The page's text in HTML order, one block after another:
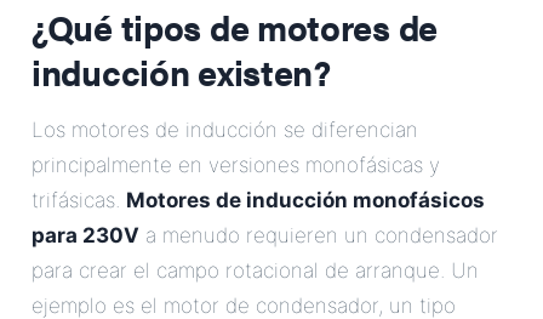
¿Qué tipos de motores de
inducción existen?
Los motores de inducción se diferencian
principalmente en versiones monofásicas y
trifásicas. Motores de inducción monofásicos
para 230V a menudo requieren un condensador
para crear el campo rotacional de arranque. Un
ejemplo es el motor de condensador, un tipo